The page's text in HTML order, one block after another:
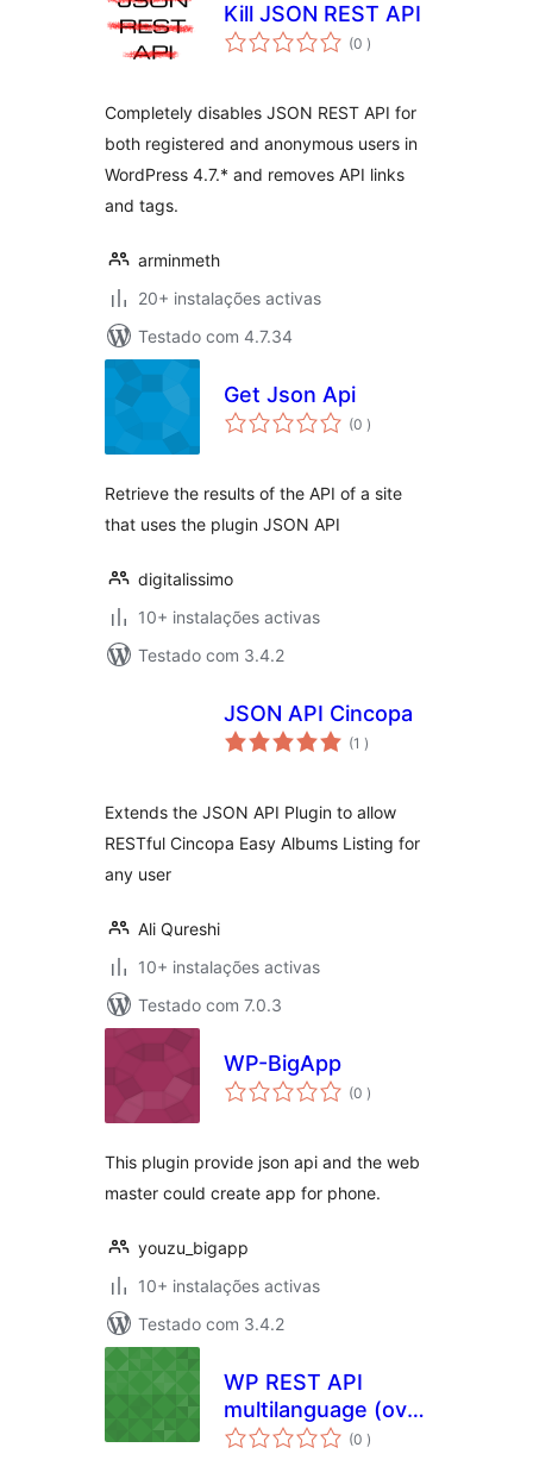
Kill JSON REST API
(0 classificações
)
Completely disables JSON REST API for
both registered and anonymous users in
WordPress 4.7.* and removes API links
and tags.
arminmeth
20+ instalações activas
Testado com 4.7.34
Get Json Api
(0 classificações
)
Retrieve the results of the API of a site
that uses the plugin JSON API
digitalissimo
10+ instalações activas
Testado com 3.4.2
JSON API Cincopa
(1 classificações
)
Extends the JSON API Plugin to allow
RESTful Cincopa Easy Albums Listing for
any user
Ali Qureshi
10+ instalações activas
Testado com 7.0.3
WP-BigApp
(0 classificações
)
This plugin provide json api and the web
master could create app for phone.
youzu_bigapp
10+ instalações activas
Testado com 3.4.2
WP REST API
multilanguage (over
WMPL)
(0 classificações
)